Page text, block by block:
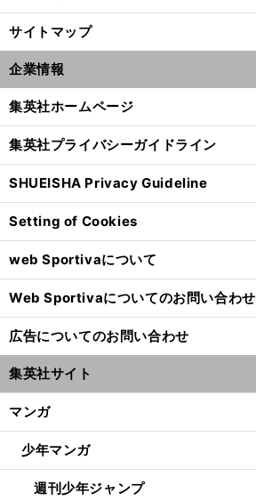
サイトマップ
企業情報
集英社ホームページ
集英社プライバシーガイドライン
SHUEISHA Privacy Guideline
Setting of Cookies
web Sportivaについて
Web Sportivaについてのお問い合わせ
広告についてのお問い合わせ
集英社サイト
マンガ
少年マンガ
週刊少年ジャンプ